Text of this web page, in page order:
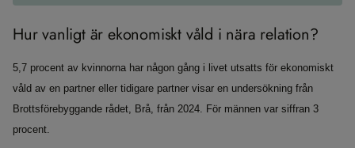
Hur vanligt är ekonomiskt våld i nära relation?
5,7 procent av kvinnorna har någon gång i livet utsatts för ekonomiskt
våld av en partner eller tidigare partner visar en undersökning från
Brottsförebyggande rådet, Brå, från 2024. För männen var siffran 3
procent.